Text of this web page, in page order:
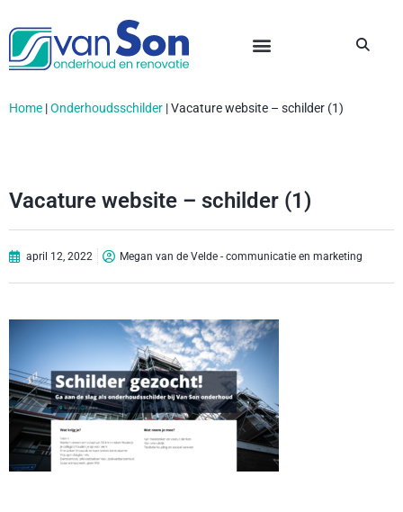
Home |Onderhoudsschilder |Vacature website – schilder (1)
Vacature website – schilder (1)
april 12, 2022 Megan van de Velde - communicatie en marketing